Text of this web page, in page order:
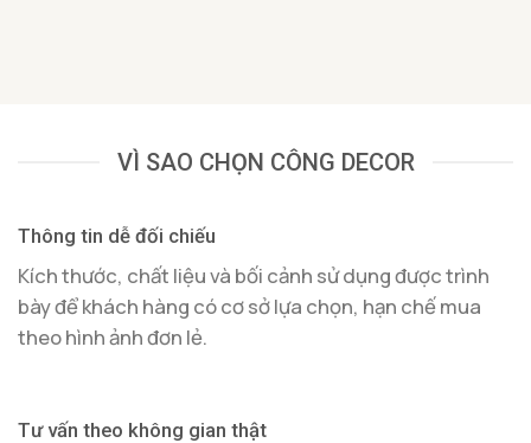
VÌ SAO CHỌN CÔNG DECOR
Thông tin dễ đối chiếu
Kích thước, chất liệu và bối cảnh sử dụng được trình
bày để khách hàng có cơ sở lựa chọn, hạn chế mua
theo hình ảnh đơn lẻ.
Tư vấn theo không gian thật